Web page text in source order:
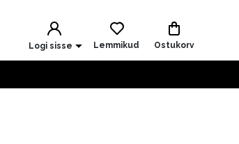
Logi sisse Lemmikud Ostukorv